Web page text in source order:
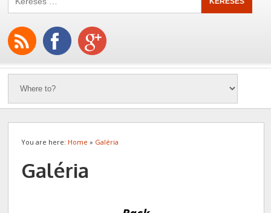
You are here: Home » Galéria
Galéria